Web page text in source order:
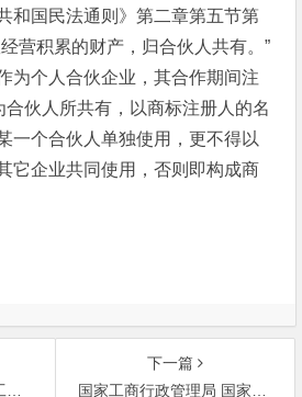
和国民法通则》第二章第五节第
营积累的财产，归合伙人共有。”
为个人合伙企业，其合作期间注
合伙人所共有，以商标注册人的名
一个合伙人单独使用，更不得以
它企业共同使用，否则即构成商
下一篇
国家工商行政管理局 国家体育运动委员会关于保护第一届世界女子足球锦标赛名称、会徽、吉祥物标志的通知 ［